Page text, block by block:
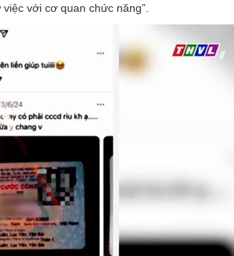
với cơ quan chức năng”.